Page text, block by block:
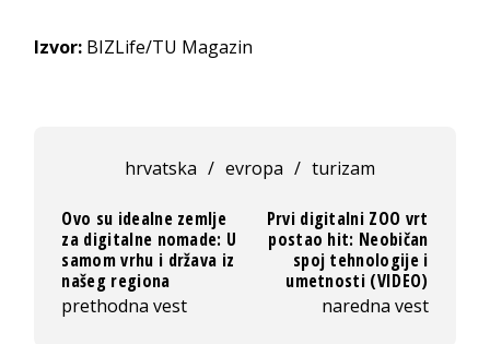
Izvor: BIZLife/TU Magazin
hrvatska / evropa / turizam
Ovo su idealne zemlje
za digitalne nomade: U
samom vrhu i država iz
našeg regiona
prethodna vest
Prvi digitalni ZOO vrt
postao hit: Neobičan
spoj tehnologije i
umetnosti (VIDEO)
naredna vest